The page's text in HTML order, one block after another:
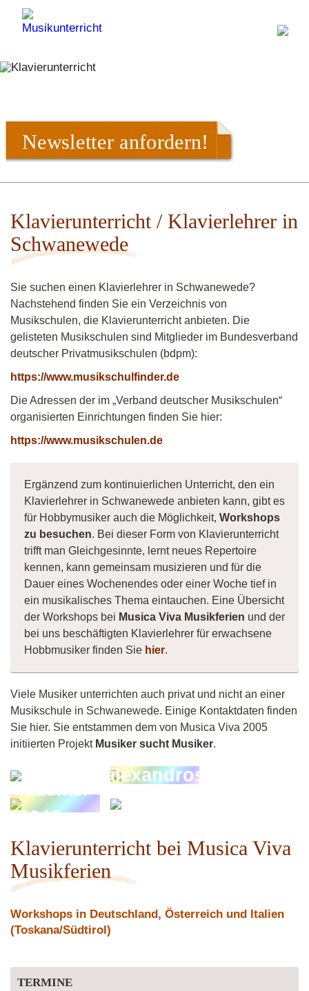
Newsletter anfordern!
Klavierunterricht / Klavierlehrer in
Schwanewede
Sie suchen einen Klavierlehrer in Schwanewede?
Nachstehend finden Sie ein Verzeichnis von
Musikschulen, die Klavierunterricht anbieten. Die
gelisteten Musikschulen sind Mitglieder im Bundesverband
deutscher Privatmusikschulen (bdpm):
https://www.musikschulfinder.de
Die Adressen der im „Verband deutscher Musikschulen“
organisierten Einrichtungen finden Sie hier:
https://www.musikschulen.de
Ergänzend zum kontinuierlichen Unterricht, den ein
Klavierlehrer in Schwanewede anbieten kann, gibt es
für Hobbymusiker auch die Möglichkeit, Workshops
zu besuchen. Bei dieser Form von Klavierunterricht
trifft man Gleichgesinnte, lernt neues Repertoire
kennen, kann gemeinsam musizieren und für die
Dauer eines Wochenendes oder einer Woche tief in
ein musikalisches Thema eintauchen. Eine Übersicht
der Workshops bei Musica Viva Musikferien und der
bei uns beschäftigten Klavierlehrer für erwachsene
Hobbmusiker finden Sie hier.
Viele Musiker unterrichten auch privat und nicht an einer
Musikschule in Schwanewede. Einige Kontaktdaten finden
Sie hier. Sie entstammen dem von Musica Viva 2005
initiierten Projekt Musiker sucht Musiker.
alexandros
Musiker
9042
Klavierunterricht bei Musica Viva
Musikferien
Workshops in Deutschland, Österreich und Italien
(Toskana/Südtirol)
TERMINE